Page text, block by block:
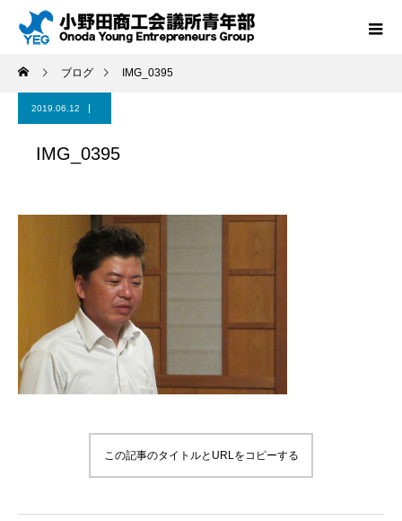
ブログ IMG_0395
2019.06.12
IMG_0395
この記事のタイトルとURLをコピーする